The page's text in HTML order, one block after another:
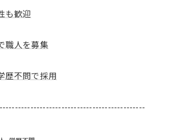
も歓迎
職人を募集
歴不問で採用